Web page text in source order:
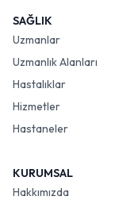
SAĞLIK
Uzmanlar
Uzmanlık Alanları
Hastalıklar
Hizmetler
Hastaneler
KURUMSAL
Hakkımızda